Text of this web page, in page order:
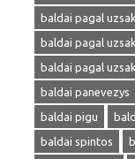
baldai pagal
baldai pagal
baldai pagal
baldai panevezys
baldai pigu
baldai spintos